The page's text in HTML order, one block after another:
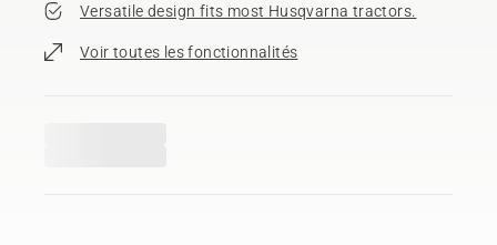
Versatile design fits most Husqvarna tractors.
Voir toutes les fonctionnalités